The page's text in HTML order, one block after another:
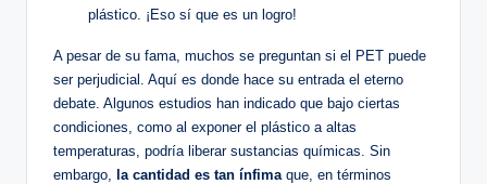
plástico. ¡Eso‍ sí que es un logro!
A pesar de su fama, muchos se preguntan⁢ si el ​PET puede
ser perjudicial. Aquí es donde hace su entrada el eterno⁢
debate. Algunos⁢ estudios⁣ han indicado que bajo ciertas
condiciones, como​ al exponer el ⁤plástico a altas
temperaturas, ‍podría liberar sustancias químicas. Sin
embargo,​
la cantidad es tan ínfima que, en términos